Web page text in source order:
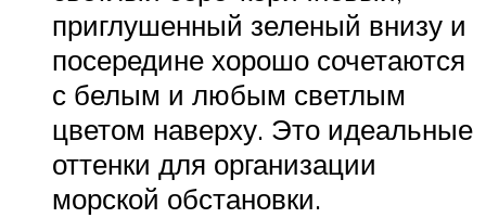
приглушенный зеленый внизу и
посередине хорошо сочетаются
с белым и любым светлым
цветом наверху. Это идеальные
оттенки для организации
морской обстановки.